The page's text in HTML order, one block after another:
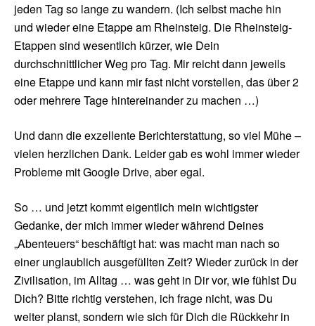
jeden Tag so lange zu wandern. (Ich selbst mache hin
und wieder eine Etappe am Rheinsteig. Die Rheinsteig-
Etappen sind wesentlich kürzer, wie Dein
durchschnittlicher Weg pro Tag. Mir reicht dann jeweils
eine Etappe und kann mir fast nicht vorstellen, das über 2
oder mehrere Tage hintereinander zu machen …)
Und dann die exzellente Berichterstattung, so viel Mühe –
vielen herzlichen Dank. Leider gab es wohl immer wieder
Probleme mit Google Drive, aber egal.
So … und jetzt kommt eigentlich mein wichtigster
Gedanke, der mich immer wieder während Deines
„Abenteuers“ beschäftigt hat: was macht man nach so
einer unglaublich ausgefüllten Zeit? Wieder zurück in der
Zivilisation, im Alltag … was geht in Dir vor, wie fühlst Du
Dich? Bitte richtig verstehen, ich frage nicht, was Du
weiter planst, sondern wie sich für Dich die Rückkehr in